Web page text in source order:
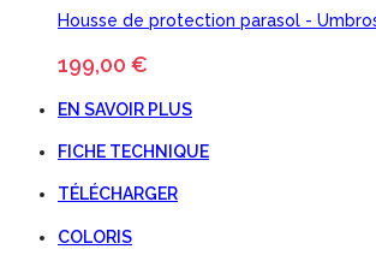
Housse de protection parasol -
199,00 €
EN SAVOIR PLUS
FICHE TECHNIQUE
TÉLÉCHARGER
COLORIS